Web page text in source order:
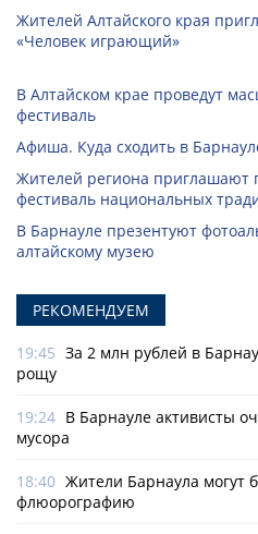
Жителей Алтайского края
«Человек играющий»
В Алтайском крае проведут
фестиваль
Афиша. Куда сходить в
Жителей региона приглашают
фестиваль национальных
В Барнауле презентуют
алтайскому музею
РЕКОМЕНДУЕМ
19:45 За 2 млн рублей в
рощу
19:24 В Барнауле активисты
мусора
18:40 Жители Барнаула могут
флюорографию